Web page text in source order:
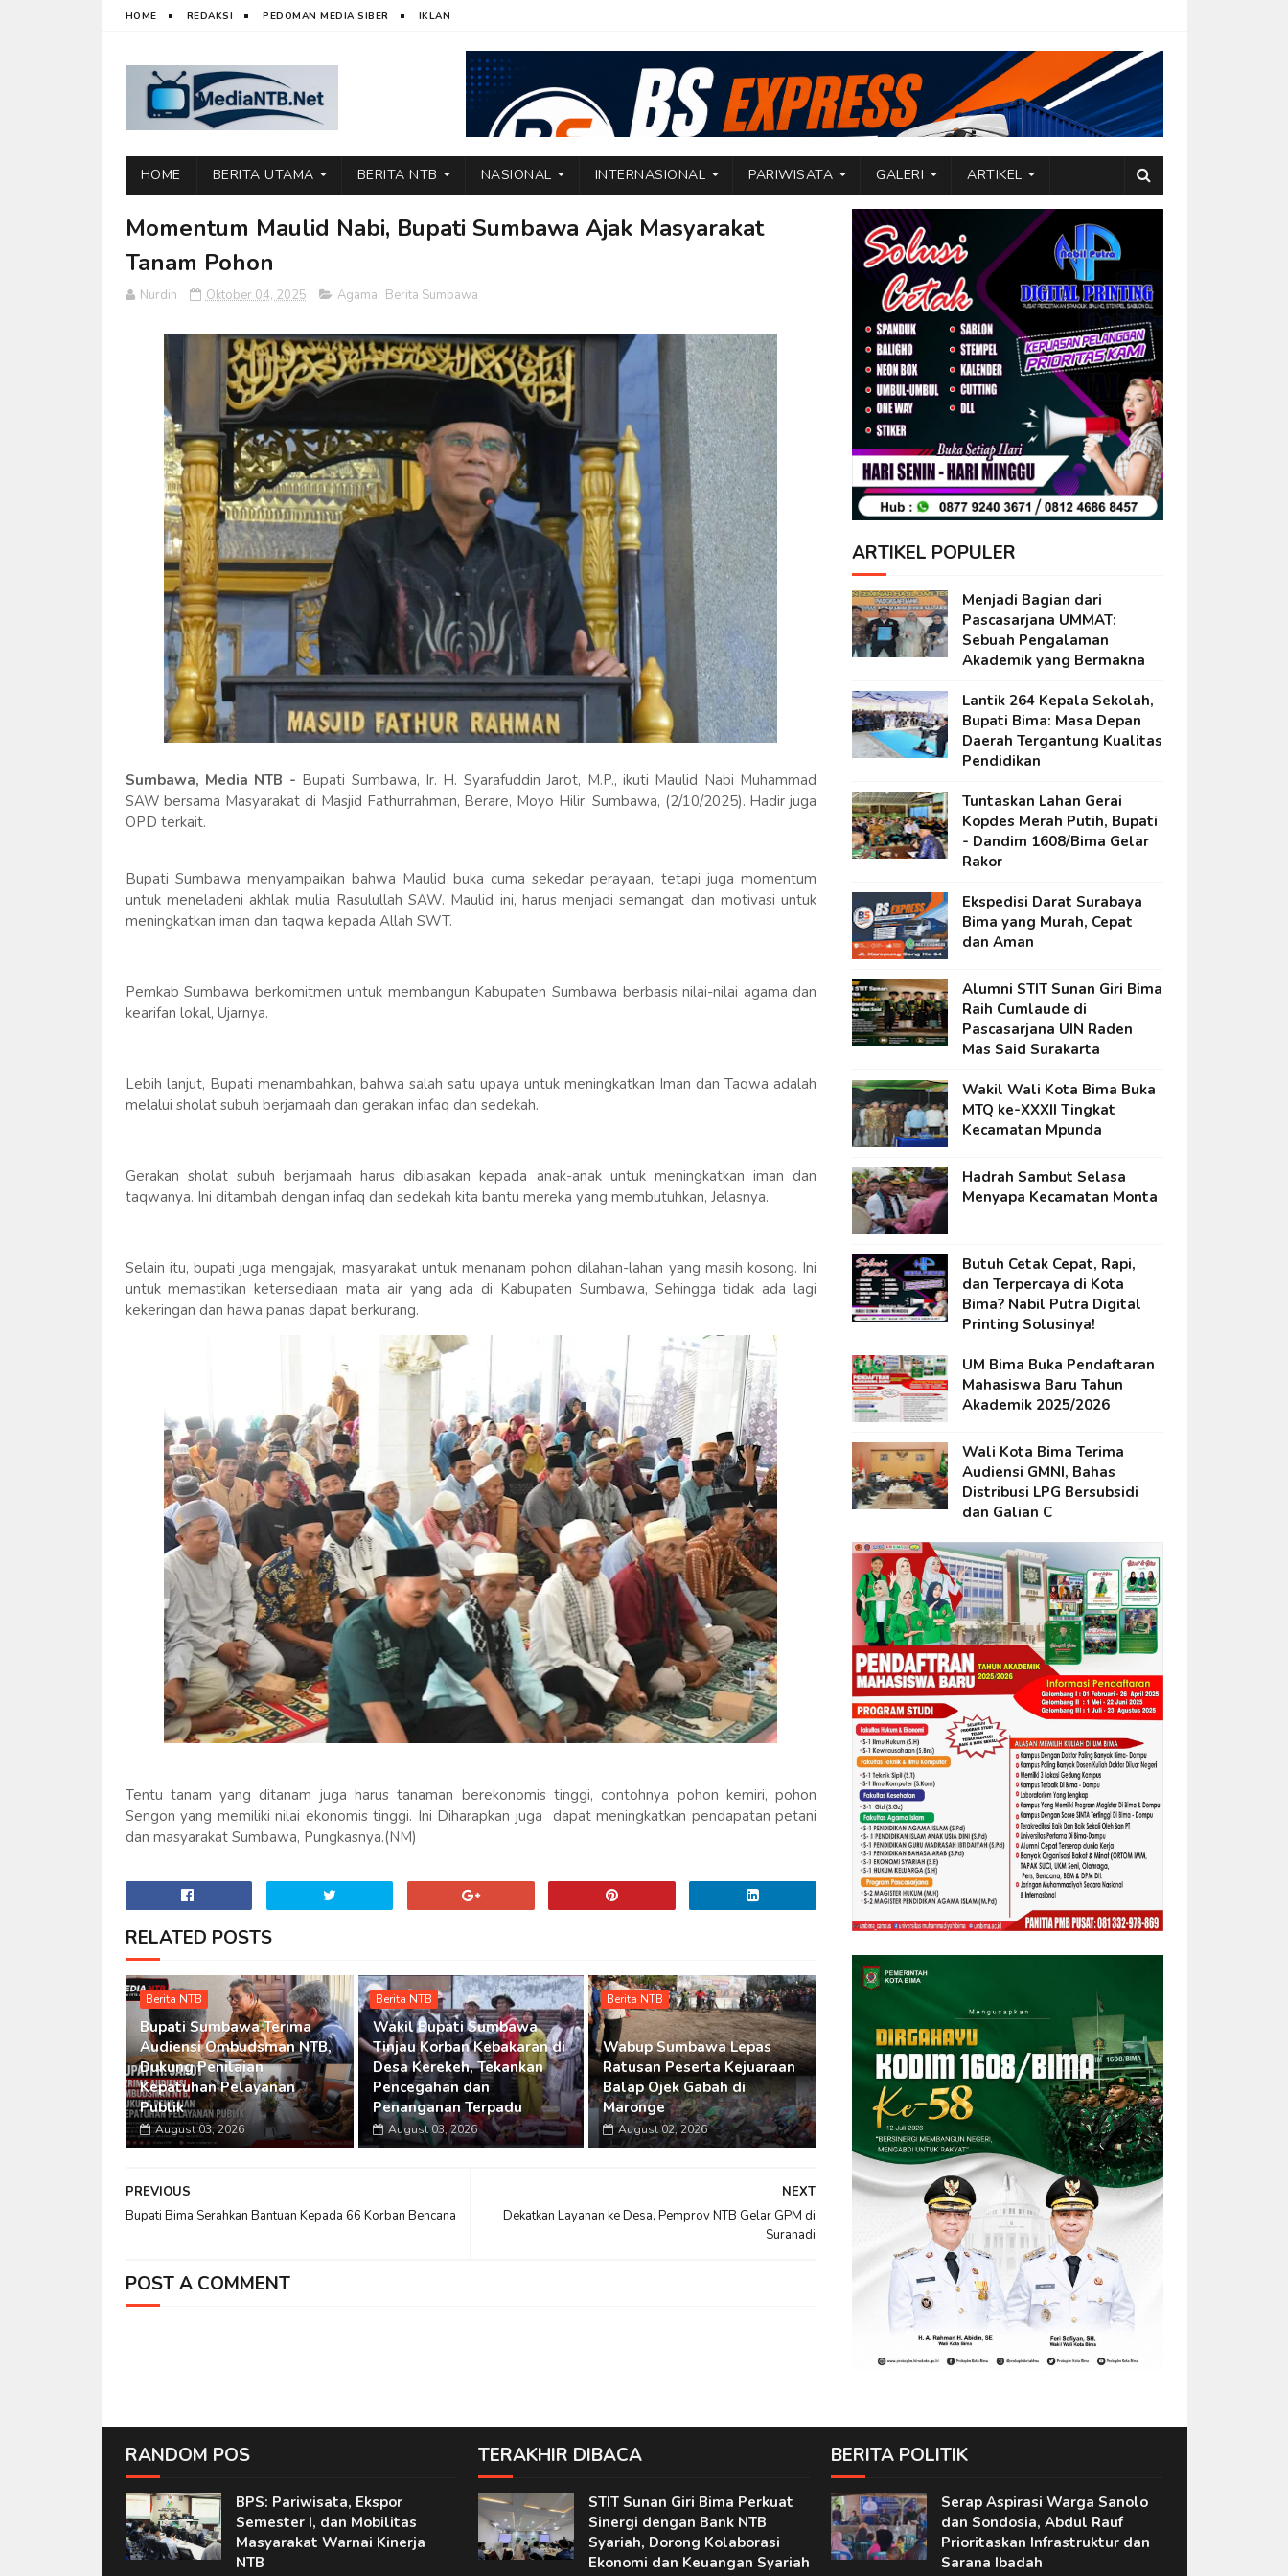
HOME REDAKSI PEDOMAN MEDIA SIBER IKLAN
HOME BERITA UTAMA BERITA NTB NASIONAL INTERNASIONAL PARIWISATA GALERI ARTIKEL
Momentum Maulid Nabi, Bupati Sumbawa Ajak Masyarakat
Tanam Pohon
Nurdin Oktober 04, 2025 Agama, Berita Sumbawa
Sumbawa, Media NTB - Bupati Sumbawa, Ir. H. Syarafuddin Jarot, M.P., ikuti Maulid Nabi Muhammad
SAW bersama Masyarakat di Masjid Fathurrahman, Berare, Moyo Hilir, Sumbawa, (2/10/2025). Hadir juga
OPD terkait.
Bupati Sumbawa menyampaikan bahwa Maulid buka cuma sekedar perayaan, tetapi juga momentum
untuk meneladeni akhlak mulia Rasulullah SAW. Maulid ini, harus menjadi semangat dan motivasi untuk
meningkatkan iman dan taqwa kepada Allah SWT.
Pemkab Sumbawa berkomitmen untuk membangun Kabupaten Sumbawa berbasis nilai-nilai agama dan
kearifan lokal, Ujarnya.
Lebih lanjut, Bupati menambahkan, bahwa salah satu upaya untuk meningkatkan Iman dan Taqwa adalah
melalui sholat subuh berjamaah dan gerakan infaq dan sedekah.
Gerakan sholat subuh berjamaah harus dibiasakan kepada anak-anak untuk meningkatkan iman dan
taqwanya. Ini ditambah dengan infaq dan sedekah kita bantu mereka yang membutuhkan, Jelasnya.
Selain itu, bupati juga mengajak, masyarakat untuk menanam pohon dilahan-lahan yang masih kosong. Ini
untuk memastikan ketersediaan mata air yang ada di Kabupaten Sumbawa, Sehingga tidak ada lagi
kekeringan dan hawa panas dapat berkurang.
Tentu tanam yang ditanam juga harus tanaman berekonomis tinggi, contohnya pohon kemiri, pohon
Sengon yang memiliki nilai ekonomis tinggi. Ini Diharapkan juga dapat meningkatkan pendapatan petani
dan masyarakat Sumbawa, Pungkasnya.(NM)
RELATED POSTS
Berita NTB
Bupati Sumbawa Terima
Audiensi Ombudsman NTB,
Dukung Penilaian
Kepatuhan Pelayanan
Publik
August 03, 2026
Berita NTB
Wakil Bupati Sumbawa
Tinjau Korban Kebakaran di
Desa Kerekeh, Tekankan
Pencegahan dan
Penanganan Terpadu
August 03, 2026
Berita NTB
Wabup Sumbawa Lepas
Ratusan Peserta Kejuaraan
Balap Ojek Gabah di
Maronge
August 02, 2026
NEXT
Dekatkan Layanan ke Desa, Pemprov NTB Gelar GPM di
Suranadi
PREVIOUS
Bupati Bima Serahkan Bantuan Kepada 66 Korban Bencana
POST A COMMENT
ARTIKEL POPULER
Menjadi Bagian dari
Pascasarjana UMMAT:
Sebuah Pengalaman
Akademik yang Bermakna
Lantik 264 Kepala Sekolah,
Bupati Bima: Masa Depan
Daerah Tergantung Kualitas
Pendidikan
Tuntaskan Lahan Gerai
Kopdes Merah Putih, Bupati
- Dandim 1608/Bima Gelar
Rakor
Ekspedisi Darat Surabaya
Bima yang Murah, Cepat
dan Aman
Alumni STIT Sunan Giri Bima
Raih Cumlaude di
Pascasarjana UIN Raden
Mas Said Surakarta
Wakil Wali Kota Bima Buka
MTQ ke-XXXII Tingkat
Kecamatan Mpunda
Hadrah Sambut Selasa
Menyapa Kecamatan Monta
Butuh Cetak Cepat, Rapi,
dan Terpercaya di Kota
Bima? Nabil Putra Digital
Printing Solusinya!
UM Bima Buka Pendaftaran
Mahasiswa Baru Tahun
Akademik 2025/2026
Wali Kota Bima Terima
Audiensi GMNI, Bahas
Distribusi LPG Bersubsidi
dan Galian C
RANDOM POS
BPS: Pariwisata, Ekspor
Semester I, dan Mobilitas
Masyarakat Warnai Kinerja
NTB
TERAKHIR DIBACA
STIT Sunan Giri Bima Perkuat
Sinergi dengan Bank NTB
Syariah, Dorong Kolaborasi
Ekonomi dan Keuangan Syariah
BERITA POLITIK
Serap Aspirasi Warga Sanolo
dan Sondosia, Abdul Rauf
Prioritaskan Infrastruktur dan
Sarana Ibadah